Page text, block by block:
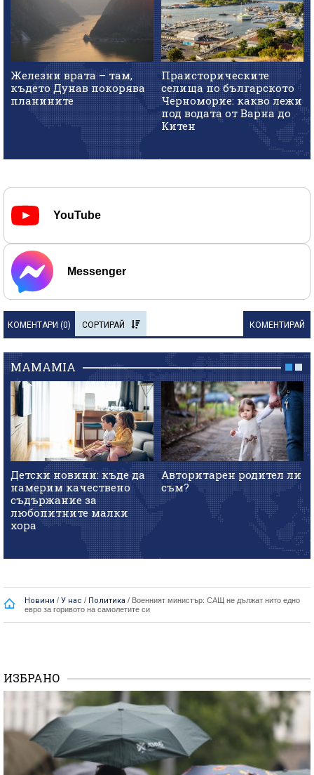
Железни врата – там,
където Дунав покорява
планините
Праисторическите
селища по българското
Черноморие: какво лежи
под водата от Варна до
Китен
YouTube
Messenger
КОМЕНТАРИ (0) СОРТИРАЙ КОМЕНТИРАЙ
MAMAMIA
Детски новини: къде да
намерим качествено
съдържание за
любопитните малки
хора
Авторитарен родител ли
съм?
Новини / У нас / Политика / Военният министър: САЩ не дължат нито едно
евро за горивото на самолетите си
ИЗБРАНО